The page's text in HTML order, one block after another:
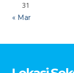
31
« Mar